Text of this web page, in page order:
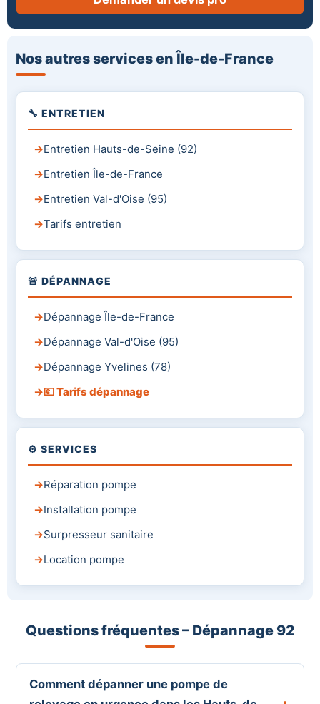
Nos autres services en Île-de-France
🔧 ENTRETIEN
Entretien Hauts-de-Seine (92)
Entretien Île-de-France
Entretien Val-d'Oise (95)
Tarifs entretien
🚨 DÉPANNAGE
Dépannage Île-de-France
Dépannage Val-d'Oise (95)
Dépannage Yvelines (78)
💶 Tarifs dépannage
⚙️ SERVICES
Réparation pompe
Installation pompe
Surpresseur sanitaire
Location pompe
Questions fréquentes – Dépannage 92
Comment dépanner une pompe de